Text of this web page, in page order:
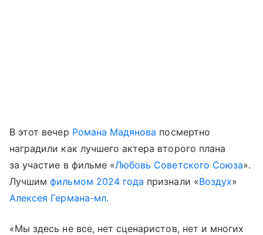
В этот вечер Романа Мадянова посмертно
наградили как лучшего актера второго плана
за участие в фильме «Любовь Советского Союза».
Лучшимфильмом 2024 года признали «Воздух»
Алексея Германа-мл.
«Мы здесь не все, нет сценаристов, нет и многих